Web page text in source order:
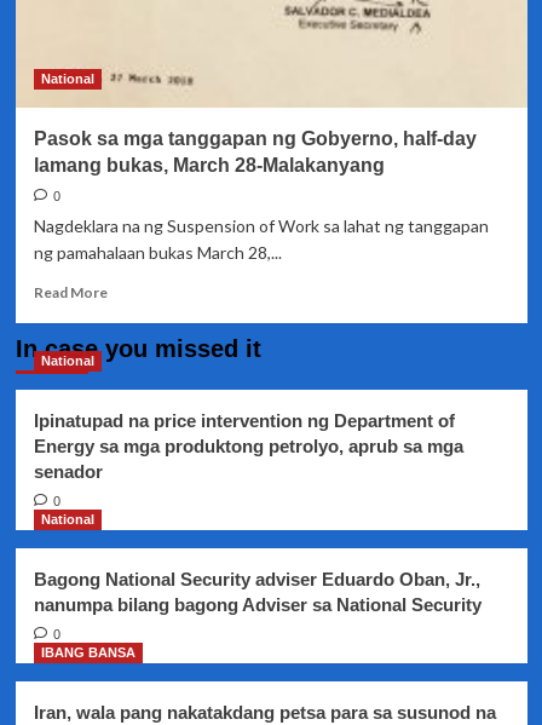
National
Pasok sa mga tanggapan ng Gobyerno, half-day
lamang bukas, March 28-Malakanyang
0
Nagdeklara na ng Suspension of Work sa lahat ng tanggapan
ng pamahalaan bukas March 28,...
Read MoreRead
Pasok
tanggapan
ng
March
28-
In case you missed it
National
Ipinatupad na price intervention ng Department of
Energy sa mga produktong petrolyo, aprub sa mga
senador
0
National
Bagong National Security adviser Eduardo Oban, Jr.,
nanumpa bilang bagong Adviser sa National Security
0
IBANG BANSA
Iran, wala pang nakatakdang petsa para sa susunod na